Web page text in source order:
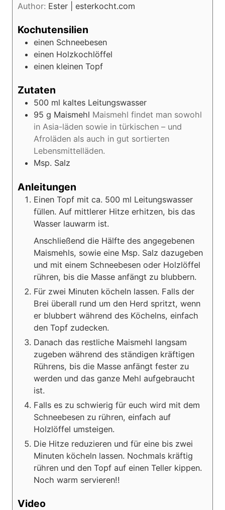
Author: Ester | esterkocht.com
Kochutensilien
einen Schneebesen
einen Holzkochlöffel
einen kleinen Topf
Zutaten
500 ml kaltes Leitungswasser
95 g Maismehl Maismehl findet man sowohl
in Asia-läden sowie in türkischen – und
Afroläden als auch in gut sortierten
Lebensmittelläden.
Msp. Salz
Anleitungen
Einen Topf mit ca. 500 ml Leitungswasser
füllen. Auf mittlerer Hitze erhitzen, bis das
Wasser lauwarm ist.
Anschließend die Hälfte des angegebenen
Maismehls, sowie eine Msp. Salz dazugeben
und mit einem Schneebesen oder Holzlöffel
rühren, bis die Masse anfängt zu blubbern.
Für zwei Minuten köcheln lassen. Falls der
Brei überall rund um den Herd spritzt, wenn
er blubbert während des Köchelns, einfach
den Topf zudecken.
Danach das restliche Maismehl langsam
zugeben während des ständigen kräftigen
Rührens, bis die Masse anfängt fester zu
werden und das ganze Mehl aufgebraucht
ist.
Falls es zu schwierig für euch wird mit dem
Schneebesen zu rühren, einfach auf
Holzlöffel umsteigen.
Die Hitze reduzieren und für eine bis zwei
Minuten köcheln lassen. Nochmals kräftig
rühren und den Topf auf einen Teller kippen.
Noch warm servieren!!
Video